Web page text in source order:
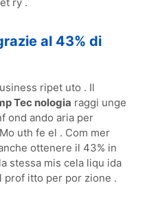
al 43% di
ripet uto . Il
Tec nologia raggi unge
ond ando aria per
uth fe el . Com mer
ottenere il 43% in
stessa mis cela liqu ida
prof itto per por zione .